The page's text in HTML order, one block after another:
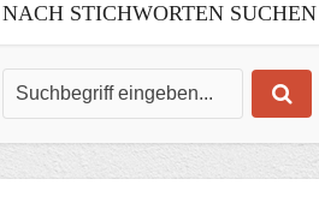
NACH STICHWORTEN SUCHEN